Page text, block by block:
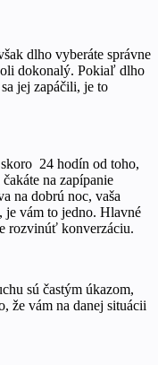
dlho vyberáte správne
dokonalý. Pokiaľ dlho
jej zapáčili, je to
skoro 24 hodín od toho,
na zapípanie
na dobrú noc, vaša
, je vám to jedno. Hlavné
rozvinúť konverzáciu.
sú častým úkazom,
že vám na danej situácii